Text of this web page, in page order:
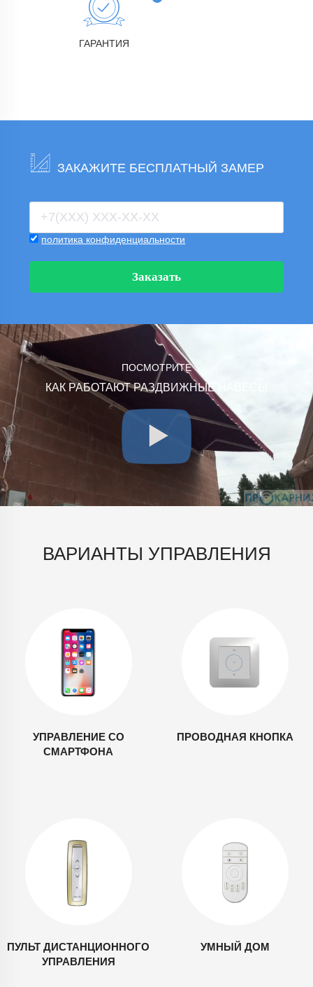
ГАРАНТИЯ
ЗАКАЖИТЕ БЕСПЛАТНЫЙ ЗАМЕР
политика конфиденциальности
Заказать
ПОСМОТРИТЕ
КАК РАБОТАЮТ РАЗДВИЖНЫЕ НАВЕСЫ
ВАРИАНТЫ УПРАВЛЕНИЯ
УПРАВЛЕНИЕ СО
СМАРТФОНА
ПРОВОДНАЯ КНОПКА
ПУЛЬТ ДИСТАНЦИОННОГО
УПРАВЛЕНИЯ
УМНЫЙ ДОМ